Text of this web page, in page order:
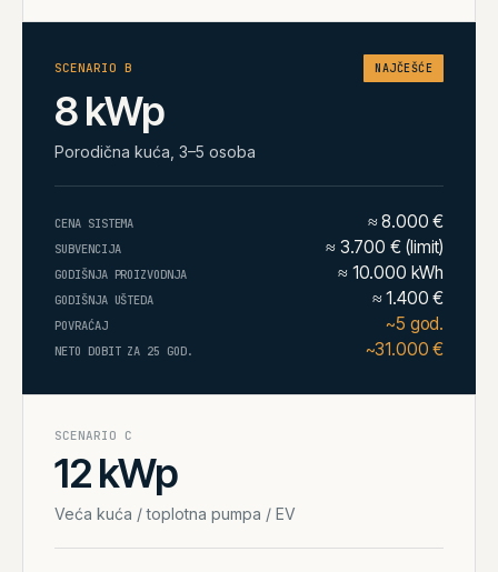
SCENARIO B NAJČEŠĆE
8 kWp
Porodična kuća, 3–5 osoba
CENA SISTEMA ≈ 8.000 €
SUBVENCIJA ≈ 3.700 € (limit)
GODIŠNJA PROIZVODNJA ≈ 10.000 kWh
GODIŠNJA UŠTEDA ≈ 1.400 €
POVRAĆAJ ~5 god.
NETO DOBIT ZA 25 GOD. ~31.000 €
SCENARIO C
12 kWp
Veća kuća / toplotna pumpa / EV